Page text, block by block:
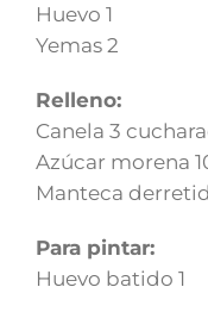
Huevo 1
Yemas 2
Relleno:
Canela 3
Azúcar morena
Manteca
Para pintar:
Huevo batido 1